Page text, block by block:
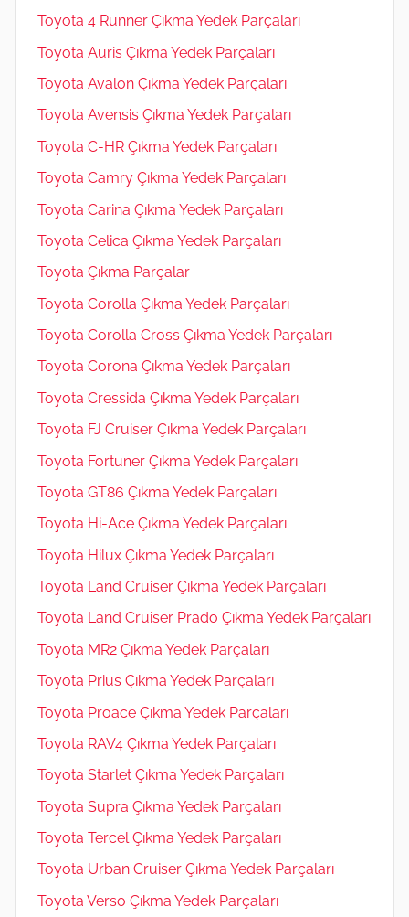
Toyota 4 Runner Çıkma Yedek Parçaları
Toyota Auris Çıkma Yedek Parçaları
Toyota Avalon Çıkma Yedek Parçaları
Toyota Avensis Çıkma Yedek Parçaları
Toyota C-HR Çıkma Yedek Parçaları
Toyota Camry Çıkma Yedek Parçaları
Toyota Carina Çıkma Yedek Parçaları
Toyota Celica Çıkma Yedek Parçaları
Toyota Çıkma Parçalar
Toyota Corolla Çıkma Yedek Parçaları
Toyota Corolla Cross Çıkma Yedek Parçaları
Toyota Corona Çıkma Yedek Parçaları
Toyota Cressida Çıkma Yedek Parçaları
Toyota FJ Cruiser Çıkma Yedek Parçaları
Toyota Fortuner Çıkma Yedek Parçaları
Toyota GT86 Çıkma Yedek Parçaları
Toyota Hi-Ace Çıkma Yedek Parçaları
Toyota Hilux Çıkma Yedek Parçaları
Toyota Land Cruiser Çıkma Yedek Parçaları
Toyota Land Cruiser Prado Çıkma Yedek Parçaları
Toyota MR2 Çıkma Yedek Parçaları
Toyota Prius Çıkma Yedek Parçaları
Toyota Proace Çıkma Yedek Parçaları
Toyota RAV4 Çıkma Yedek Parçaları
Toyota Starlet Çıkma Yedek Parçaları
Toyota Supra Çıkma Yedek Parçaları
Toyota Tercel Çıkma Yedek Parçaları
Toyota Urban Cruiser Çıkma Yedek Parçaları
Toyota Verso Çıkma Yedek Parçaları